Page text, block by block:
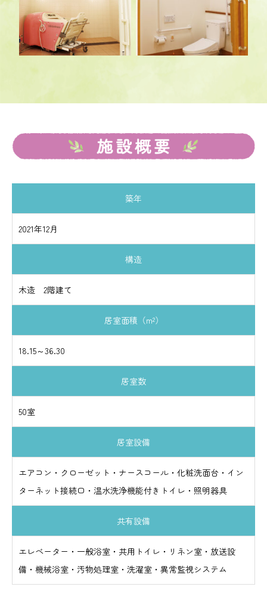
築年
2021年12月
構造
木造 2階建て
居室面積（m²）
18.15～36.30
居室数
50室
居室設備
エアコン・クローゼット・ナースコール・化粧洗面台・イン
ターネット接続口・温水洗浄機能付きトイレ・照明器具
共有設備
エレベーター・一般浴室・共用トイレ・リネン室・放送設
備・機械浴室・汚物処理室・洗濯室・異常監視システム